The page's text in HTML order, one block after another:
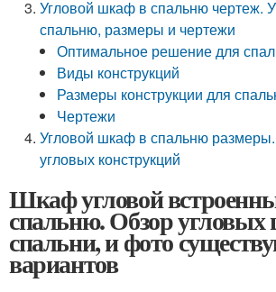
Угловой шкаф в спальню чертеж.
спальню, размеры и чертежи
Оптимальное решение для
Виды конструкций
Размеры конструкции для
Чертежи
Угловой шкаф в спальню
угловых конструкций
Шкаф угловой
спальню. Обзор
спальни, и фото
вариантов